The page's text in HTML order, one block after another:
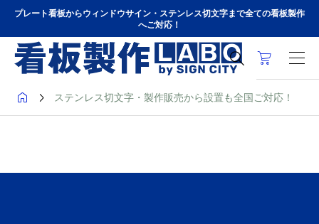
プレート看板からウィンドウサイン・ステンレス切文字まで全ての看板製作
へご対応！

  ステンレス切文字・製作販売から設置も全国ご対応！